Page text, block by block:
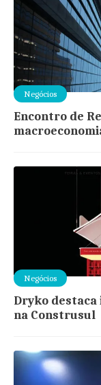
Negócios
Encontro de
Negócios
Dryko destaca
na Construsul